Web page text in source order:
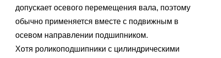
допускает осевого перемещения вала, поэтому
обычно применяется вместе с подвижным в
осевом направлении подшипником.
Хотя роликоподшипники с цилиндрическими